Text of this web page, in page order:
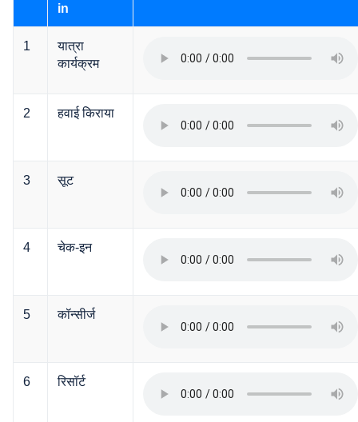
in
1
यात्रा
कार्यक्रम
2 हवाई किराया
3 सूट
4 चेक-इन
5 कॉन्सीर्ज
6 रिसॉर्ट